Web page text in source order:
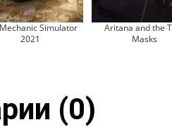
Simulator
2021
Aritana and the
Masks
(0)